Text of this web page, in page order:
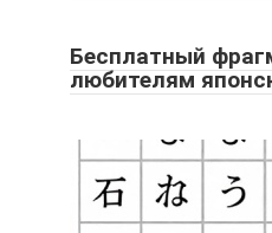
Бесплатный
любителям